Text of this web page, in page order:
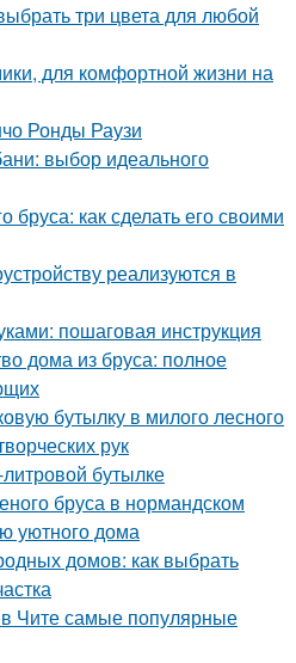
три цвета для любой
для комфортной жизни на
Ронды Раузи
выбор идеального
бруса: как сделать его своими
реализуются в
пошаговая инструкция
дома из бруса: полное
бутылку в милого лесного
рук
бутылке
бруса в нормандском
уютного дома
домов: как выбрать
Чите самые популярные